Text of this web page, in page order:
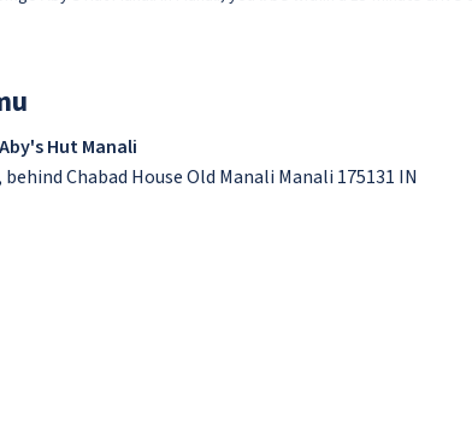
Hut Manali
Chabad House Old Manali Manali 175131 IN